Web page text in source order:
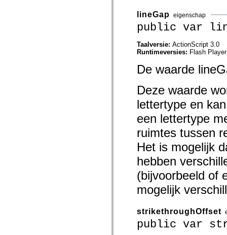
lineGap eigenschap
public var
Taalversie: ActionScript 3.0
Runtimeversies: Flash
De waarde
Deze waarde
lettertype en
een lettertype
ruimtes tussen
Het is mogelijk
hebben
(bijvoorbeeld of
mogelijk
strikethroughOffset
public var